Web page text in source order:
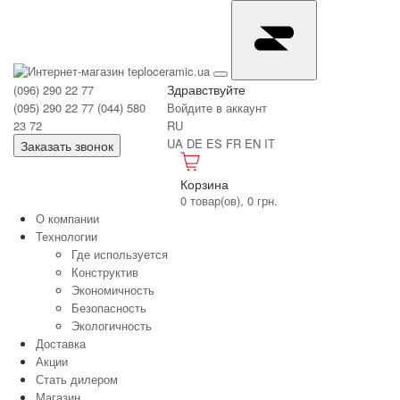
(096) 290 22 77
(095) 290 22 77 (044) 580
23 72
Заказать звонок
Здравствуйте
Войдите в аккаунт
RU
UA DE ES FR EN IT
Корзина
0 товар(ов), 0 грн.
О компании
Технологии
Где используется
Конструктив
Экономичность
Безопасность
Экологичность
Доставка
Акции
Стать дилером